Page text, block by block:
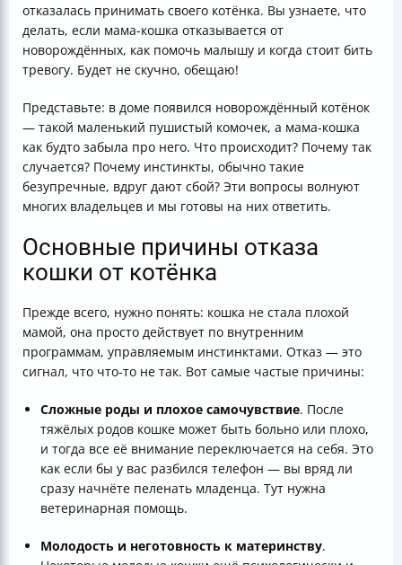
отказалась принимать своего котёнка. Вы узнаете, что
делать, если мама-кошка отказывается от
новорождённых, как помочь малышу и когда стоит бить
тревогу. Будет не скучно, обещаю!
Представьте: в доме появился новорождённый котёнок
— такой маленький пушистый комочек, а мама-кошка
как будто забыла про него. Что происходит? Почему так
случается? Почему инстинкты, обычно такие
безупречные, вдруг дают сбой? Эти вопросы волнуют
многих владельцев и мы готовы на них ответить.
Основные причины отказа
кошки от котёнка
Прежде всего, нужно понять: кошка не стала плохой
мамой, она просто действует по внутренним
программам, управляемым инстинктами. Отказ — это
сигнал, что что-то не так. Вот самые частые причины:
Сложные роды и плохое самочувствие. После
тяжёлых родов кошке может быть больно или плохо,
и тогда все её внимание переключается на себя. Это
как если бы у вас разбился телефон — вы вряд ли
сразу начнёте пеленать младенца. Тут нужна
ветеринарная помощь.
Молодость и неготовность к материнству.